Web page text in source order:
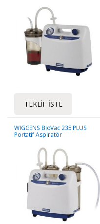
TEKLIF İSTE
WIGGENS BioVac 235 PLUS
Portatif Aspiratör